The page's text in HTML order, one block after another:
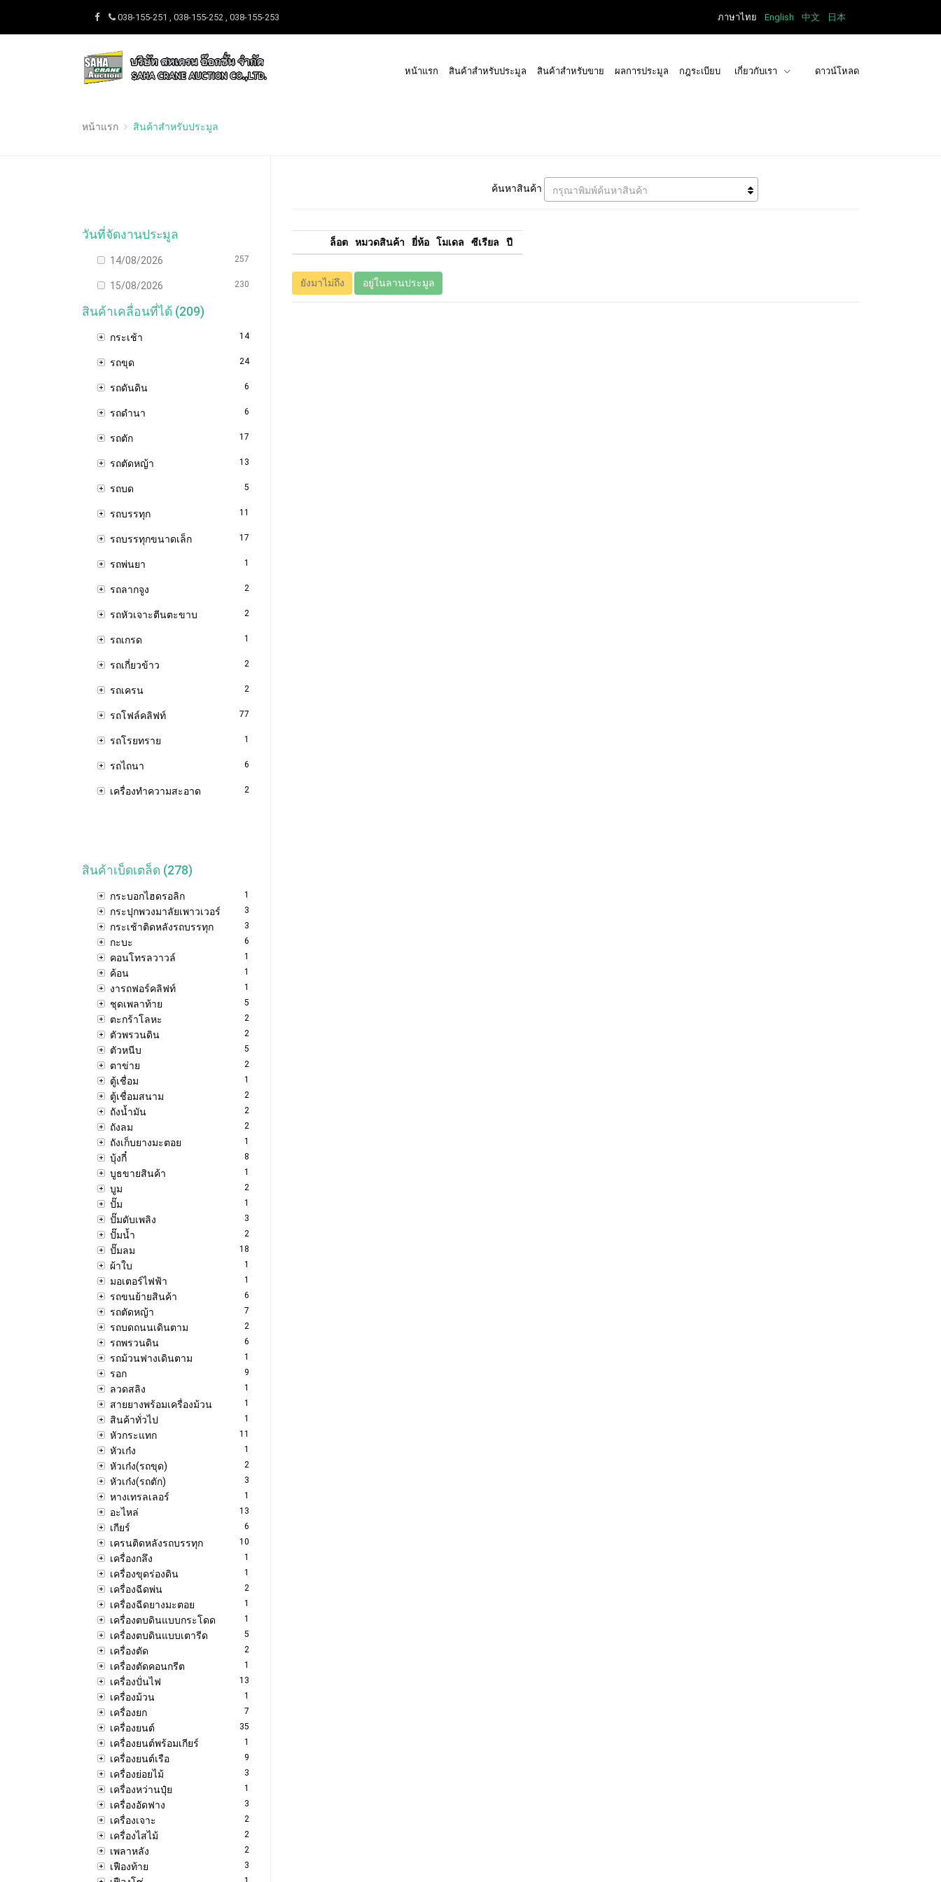
038-155-251 , 038-155-252 , 038-155-253 ภาษาไทย English 中文 日本
หน้าแรก สินค้าสำหรับประมูล สินค้าสำหรับขาย ผลการประมูล กฎระเบียบ เกี่ยวกับเรา ดาวน์โหลด
หน้าแรก สินค้าสำหรับประมูล
วันที่จัดงานประมูล
14/08/2026 257
15/08/2026 230
สินค้าเคลื่อนที่ได้ (209)
กระเช้า 14
รถขุด 24
รถดันดิน 6
รถดำนา 6
รถตัก 17
รถตัดหญ้า 13
รถบด 5
รถบรรทุก 11
รถบรรทุกขนาดเล็ก 17
รถพ่นยา 1
รถลากจูง 2
รถหัวเจาะตีนตะขาบ 2
รถเกรด 1
รถเกี่ยวข้าว 2
รถเครน 2
รถโฟล์คลิฟท์ 77
รถโรยทราย 1
รถไถนา 6
เครื่องทำความสะอาด 2
สินค้าเบ็ดเตล็ด (278)
กระบอกไฮดรอลิก 1
กระปุกพวงมาลัยเพาวเวอร์ 3
กระเช้าติดหลังรถบรรทุก 3
กะบะ 6
คอนโทรลวาวล์ 1
ค้อน 1
งารถฟอร์คลิฟท์ 1
ชุดเพลาท้าย 5
ตะกร้าโลหะ 2
ตัวพรวนดิน 2
ตัวหนีบ 5
ตาข่าย 2
ตู้เชื่อม 1
ตู้เชื่อมสนาม 2
ถังน้ำมัน 2
ถังลม 2
ถังเก็บยางมะตอย 1
บุ้งกี๋ 8
บูธขายสินค้า 1
บูม 2
ปั๊ม 1
ปั๊มดับเพลิง 3
ปั๊มน้ำ 2
ปั๊มลม 18
ผ้าใบ 1
มอเตอร์ไฟฟ้า 1
รถขนย้ายสินค้า 6
รถตัดหญ้า 7
รถบดถนนเดินตาม 2
รถพรวนดิน 6
รถม้วนฟางเดินตาม 1
รอก 9
ลวดสลิง 1
สายยางพร้อมเครื่องม้วน 1
สินค้าทั่วไป 1
หัวกระแทก 11
หัวเก๋ง 1
หัวเก๋ง(รถขุด) 2
หัวเก๋ง(รถตัก) 3
หางเทรลเลอร์ 1
อะไหล่ 13
เกียร์ 6
เครนติดหลังรถบรรทุก 10
เครื่องกลึง 1
เครื่องขุดร่องดิน 1
เครื่องฉีดพ่น 2
เครื่องฉีดยางมะตอย 1
เครื่องตบดินแบบกระโดด 1
เครื่องตบดินแบบเตารีด 5
เครื่องตัด 2
เครื่องตัดคอนกรีต 1
เครื่องปั่นไฟ 13
เครื่องม้วน 1
เครื่องยก 7
เครื่องยนต์ 35
เครื่องยนต์พร้อมเกียร์ 1
เครื่องยนต์เรือ 9
เครื่องย่อยไม้ 3
เครื่องหว่านปุ๋ย 1
เครื่องอัดฟาง 3
เครื่องเจาะ 2
เครื่องไสไม้ 2
เพลาหลัง 2
เฟืองท้าย 3
ค้นหาสินค้า กรุณาพิมพ์ค้นหาสินค้า
ล็อต หมวดสินค้า ยี่ห้อ โมเดล ซีเรียล ปี
ยังมาไม่ถึง อยู่ในลานประมูล